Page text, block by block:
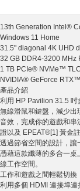
13th Generation Intel®
Windows 11 Home
31.5" diagonal 4K UHD
32 GB DDR4-3200 MHz
1 TB PCIe® NVMe™
NVIDIA® GeForce
產品介紹
利用 HP Pavilion 31.5 吋
無線滑鼠和鍵盤，減少出
音效，完成你的遊戲和
證以及 EPEAT®[1] 黃金註
透過節省空間的設計，讓
憑藉這款纖薄的多合一
線工作空間。
工作和遊戲之間輕鬆切換
利用多個 HDMI 連接埠